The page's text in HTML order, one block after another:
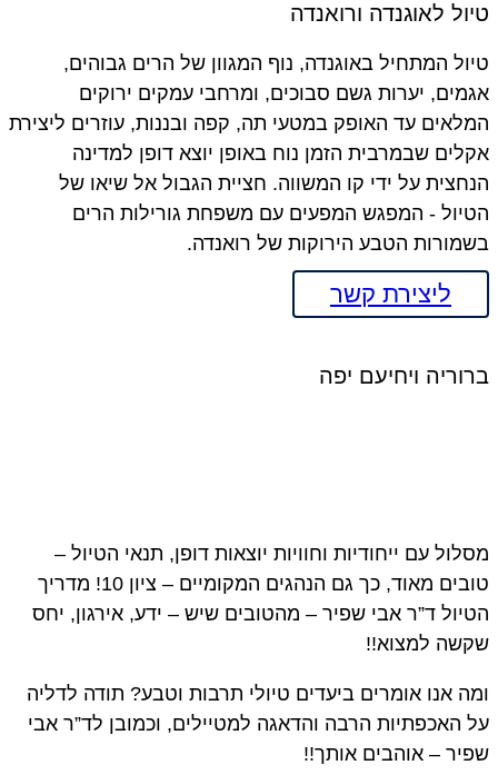
לאוגנדה ורואנדה
המתחיל באוגנדה, נוף המגוון של הרים גבוהים,
יערות גשם סבוכים, ומרחבי עמקים ירוקים
עד האופק במטעי תה, קפה ובננות, עוזרים ליצירת
שבמרבית הזמן נוח באופן יוצא דופן למדינה
על ידי קו המשווה. חציית הגבול אל שיאו של
- המפגש המפעים עם משפחת גורילות הרים
הטבע הירוקות של רואנדה.
ליצירת קשר
ויחיעם יפה
עם ייחודיות וחוויות יוצאות דופן, תנאי הטיול –
טובים מאוד, כך גם הנהגים המקומיים – ציון 10! מדריך
ד”ר אבי שפיר – מהטובים שיש – ידע, אירגון, יחס
למצוא!!
אנו אומרים ביעדים טיולי תרבות וטבע? תודה לדליה
האכפתיות הרבה והדאגה למטיילים, וכמובן לד”ר אבי
– אוהבים אותך!!